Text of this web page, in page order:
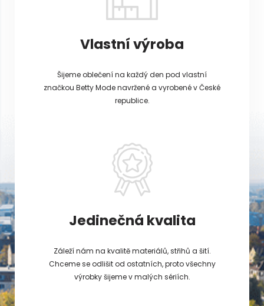
Vlastní výroba
Šijeme oblečení na každý den pod vlastní
značkou Betty Mode navržené a vyrobené v České
republice.
Jedinečná kvalita
Záleží nám na kvalitě materiálů, střihů a šití.
Chceme se odlišit od ostatních, proto všechny
výrobky šijeme v malých sériích.